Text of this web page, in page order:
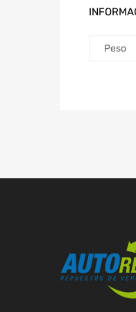
Peso